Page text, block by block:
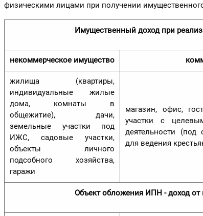
физическими лицами при получении
Имущественный доход при
некоммерческое имущество к
жилища (квартиры,
индивидуальные жилые
дома, комнаты в
общежитие), дачи,
земельные участки под
ИЖС, садовые участки,
объекты личного
подсобного хозяйства,
гаражи
магазин, офис,
участки с
деятельности (под
для ведения
Объект обложения ИПН - доход от